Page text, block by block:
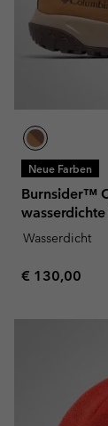
Neue Farben
Burnsider™
Wasserdicht
Regular price:
€ 130,00